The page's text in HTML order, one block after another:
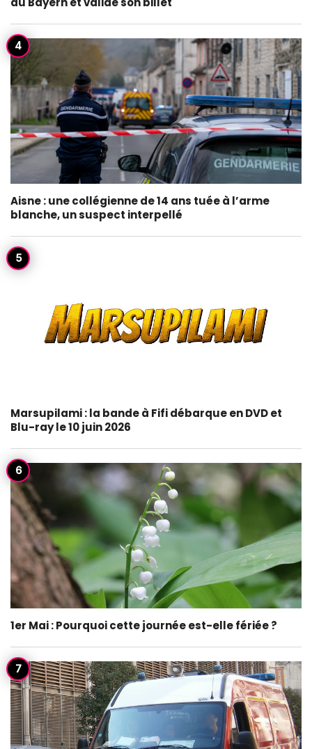
Aisne : une collégienne de 14 ans tuée à l’arme
blanche, un suspect interpellé
Marsupilami : la bande à Fifi débarque en DVD et
Blu-ray le 10 juin 2026
1er Mai : Pourquoi cette journée est-elle fériée ?